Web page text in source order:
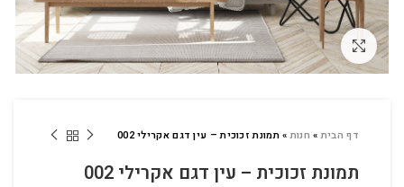
לחץ להגדלה
דף הבית» חנות»תמונת זכוכית – עין דגם אקרילי 002
תמונת זכוכית – עין דגם אקרילי 002